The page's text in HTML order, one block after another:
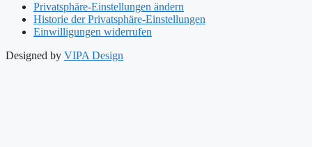
Privatsphäre-Einstellungen ändern
Historie der Privatsphäre-Einstellungen
Einwilligungen widerrufen
Designed by VIPA Design